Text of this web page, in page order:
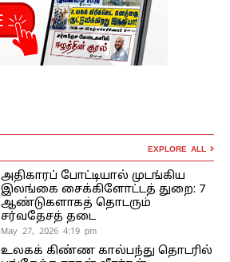
EXPLORE ALL
அதிகாரப் போட்டியால் முடங்கிய
இலங்கை சைக்கிளோட்டத் துறை: 7
ஆண்டுகளாகத் தொடரும்
சர்வதேசத் தடை
May 27, 2026 4:19 pm
உலகக் கிண்ண கால்பந்து தொடரில்